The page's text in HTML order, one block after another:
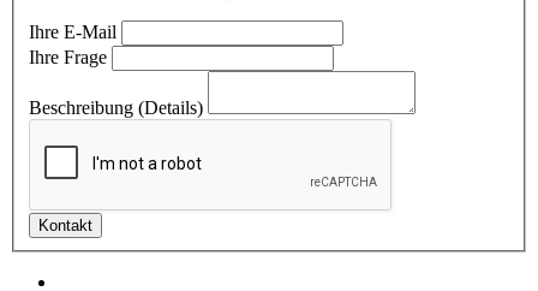
Ihre E-Mail
Ihre Frage
Beschreibung (Details)